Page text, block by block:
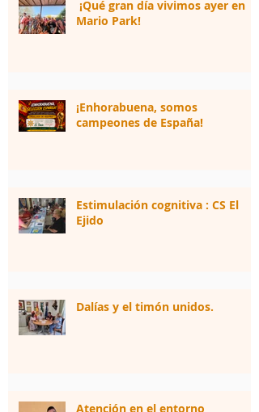
¡Qué gran día vivimos ayer en
Mario Park!
¡Enhorabuena, somos
campeones de España!
Estimulación cognitiva : CS El
Ejido
Dalías y el timón unidos.
Atención en el entorno